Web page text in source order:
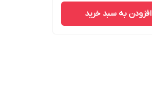
افزودن به سبد خرید